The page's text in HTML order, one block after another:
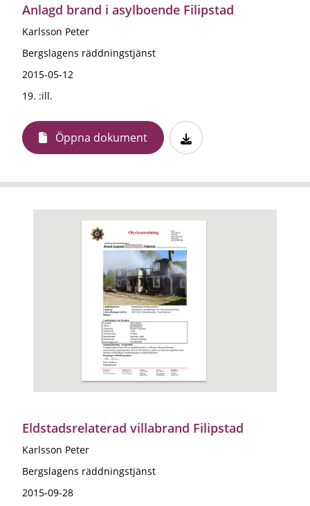
Anlagd brand i asylboende Filipstad
Karlsson Peter
Bergslagens räddningstjänst
2015-05-12
19. :ill.
Öppna dokument
Eldstadsrelaterad villabrand Filipstad
Karlsson Peter
Bergslagens räddningstjänst
2015-09-28